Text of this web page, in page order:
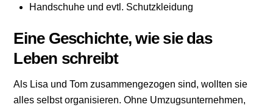
Handschuhe und evtl. Schutzkleidung
Eine Geschichte, wie sie das
Leben schreibt
Als Lisa und Tom zusammengezogen sind, wollten sie
alles selbst organisieren. Ohne Umzugsunternehmen,